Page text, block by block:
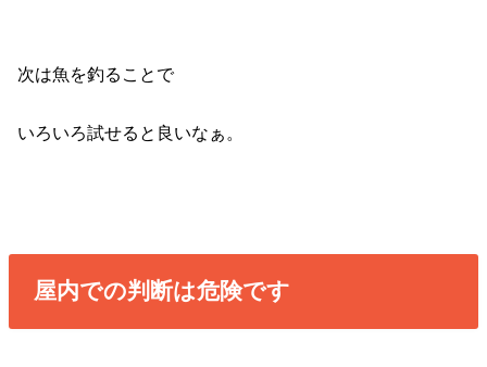
次は魚を釣ることで
いろいろ試せると良いなぁ。
屋内での判断は危険です